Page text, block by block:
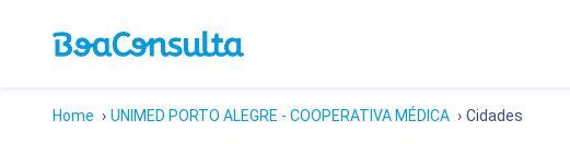
Home › UNIMED PORTO ALEGRE - COOPERATIVA MÉDICA › Cidades